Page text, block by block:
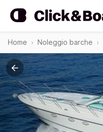
Home Noleggio barche